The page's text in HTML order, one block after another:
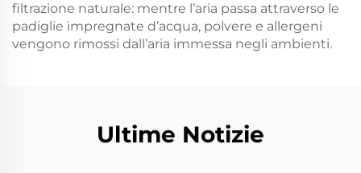
filtrazione naturale: mentre l’aria passa attraverso le
padiglie impregnate d’acqua, polvere e allergeni
vengono rimossi dall’aria immessa negli ambienti.
Ultime Notizie